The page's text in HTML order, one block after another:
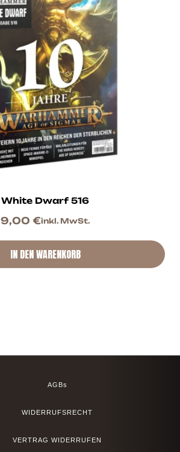
White Dwarf 516
9,00 €inkl. MwSt.
IN DEN WARENKORB
AGBs
WIDERRUFSRECHT
VERTRAG WIDERRUFEN